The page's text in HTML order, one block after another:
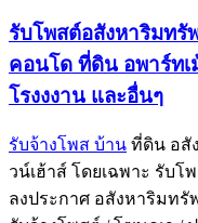
รับโพสต์อสังหาริมทรั
คอนโด ที่ดิน อพาร์ทเ
โรงงงาน และอื่นๆ
รับจ้างโพส บ้าน ที่ดิน อสั
วน์เฮ้าส์ โดยเฉพาะ รับ
ลงประกาศ อสังหาริมท